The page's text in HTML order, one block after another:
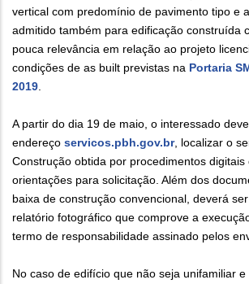
vertical com predomínio de pavimento tipo e
admitido também para edificação construída
pouca relevância em relação ao projeto
condições de as built previstas na Portaria
2019
A partir do dia 19 de maio, o interessado
endereço servicos.pbh.gov.br, localizar o
Construção obtida por procedimentos digitais
orientações para solicitação. Além dos
baixa de construção convencional, deverá
relatório fotográfico que comprove a
termo de responsabilidade assinado pelos
No caso de edifício que não seja unifamiliar